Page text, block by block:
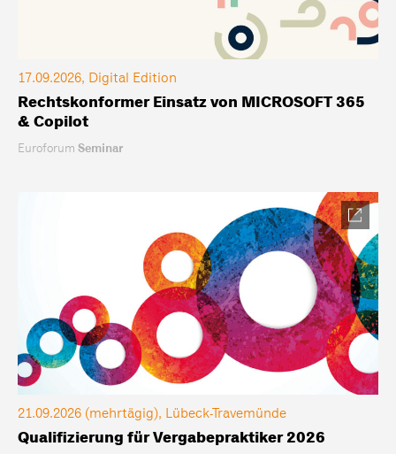
17.09.2026, Digital Edition
Rechtskonformer Einsatz von MICROSOFT 365
& Copilot
Euroforum Seminar
21.09.2026 (mehrtägig), Lübeck-Travemünde
Qualifizierung für Vergabepraktiker 2026